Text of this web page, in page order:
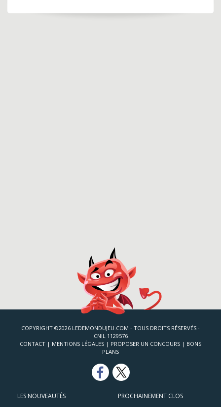
COPYRIGHT ©2026 LEDEMONDUJEU.COM - TOUS DROITS RÉSERVÉS -
CNIL 1129576
CONTACT | MENTIONS LÉGALES | PROPOSER UN CONCOURS | BONS
PLANS
LES NOUVEAUTÉS PROCHAINEMENT CLOS